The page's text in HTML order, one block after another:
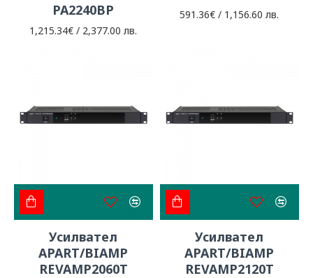
PA2240BP
1,215.34€ / 2,377.00 лв.
591.36€ / 1,156.60 лв.
Усилвател
APART/BIAMP
REVAMP2060T
Усилвател
APART/BIAMP
REVAMP2120T